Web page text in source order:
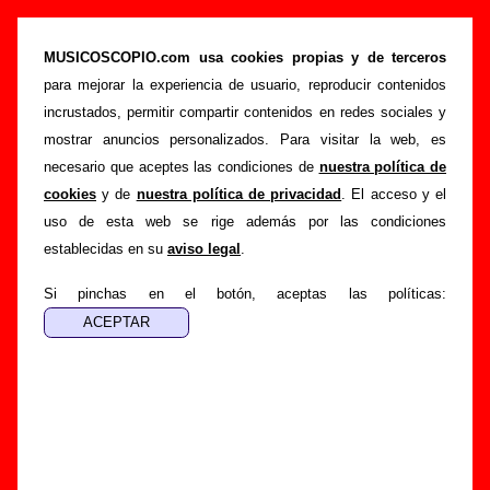
MUSICOSCOPIO.com usa cookies propias y de terceros
para mejorar la experiencia de usuario, reproducir contenidos
incrustados, permitir compartir contenidos en redes sociales y
mostrar anuncios personalizados. Para visitar la web, es
necesario que aceptes las condiciones de nuestra política de
cookies y de nuestra política de privacidad . El acceso y el
uso de esta web se rige además por las condiciones
establecidas en su aviso legal .
Si pinchas en el botón, aceptas las políticas:
“Entonces, ¿por qué?”, canción de Flow
(Letra e información)
Portada >Flow >Canciones >Entonces, ¿por qué?
Esta página pretende recopilar todo tipo de información
sobre lacanción "Entonces, ¿por qué?" interpretada por
Flow. Además de su letra, también aparecerá información
sobre el autor o los autores, sobre los discos en los que está
incluido este tema, sobre la grabación del mismo, sobre
tienes información adicional, puedes ayudar acompletar
esta información.